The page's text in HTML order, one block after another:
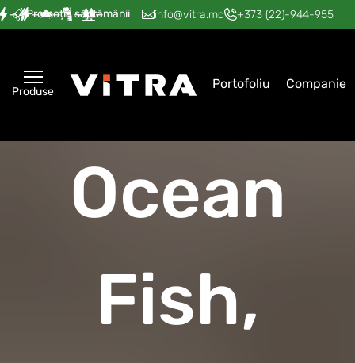
Promoția săptămânii
— — — — — info@vitra.md +373 (22)-944-955
Produse Portofoliu Companie
Ocean
Fish,